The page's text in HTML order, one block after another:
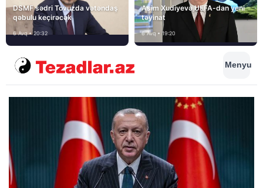
DSMF sədri Tovuzda vətəndaş
qəbulu keçirəcək
6 Avq • 20:32
Asim Xudiyevə UEFA-dan yeni
təyinat
6 Avq • 19:20
Menyu